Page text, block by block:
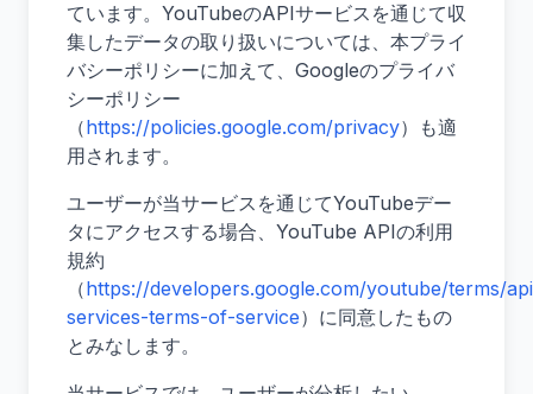
ています。YouTubeのAPIサービスを通じて収
集したデータの取り扱いについては、本プライ
バシーポリシーに加えて、Googleのプライバ
シーポリシー
（https://policies.google.com/privacy）も適
用されます。
ユーザーが当サービスを通じてYouTubeデー
タにアクセスする場合、YouTube APIの利用
規約
（https://developers.google.com/youtube/terms/
services-terms-of-service）に同意したもの
とみなします。